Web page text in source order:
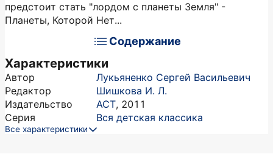
предстоит стать "лордом с планеты Земля" -
Планеты, Которой Нет...
Содержание
Характеристики
Автор
Лукьяненко Сергей Васильевич
Редактор
Шишкова И. Л.
Издательство
АСТ, 2011
Серия
Вся детская классика
Все характеристики